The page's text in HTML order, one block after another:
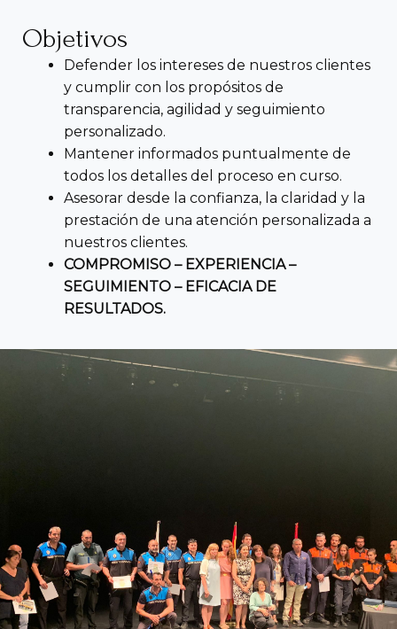
Objetivos
Defender los intereses de nuestros clientes
y cumplir con los propósitos de
transparencia, agilidad y seguimiento
personalizado.
Mantener informados puntualmente de
todos los detalles del proceso en curso.
Asesorar desde la confianza, la claridad y la
prestación de una atención personalizada a
nuestros clientes.
COMPROMISO – EXPERIENCIA –
SEGUIMIENTO – EFICACIA DE
RESULTADOS.